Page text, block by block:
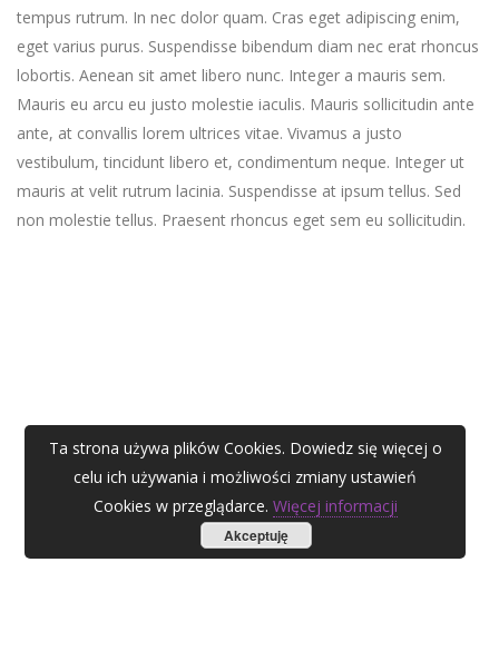
tempus rutrum. In nec dolor quam. Cras eget adipiscing enim,
eget varius purus. Suspendisse bibendum diam nec erat rhoncus
lobortis. Aenean sit amet libero nunc. Integer a mauris sem.
Mauris eu arcu eu justo molestie iaculis. Mauris sollicitudin ante
ante, at convallis lorem ultrices vitae. Vivamus a justo
vestibulum, tincidunt libero et, condimentum neque. Integer ut
mauris at velit rutrum lacinia. Suspendisse at ipsum tellus. Sed
non molestie tellus. Praesent rhoncus eget sem eu sollicitudin.
Ta strona używa plików Cookies. Dowiedz się więcej o
celu ich używania i możliwości zmiany ustawień
Cookies w przeglądarce. Więcej informacji
Akceptuję